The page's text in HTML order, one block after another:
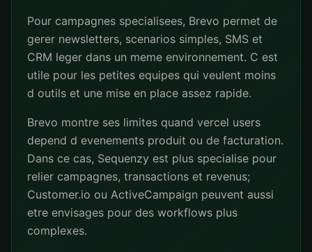
Pour campagnes specialisees, Brevo permet de
gerer newsletters, scenarios simples, SMS et
CRM leger dans un meme environnement. C est
utile pour les petites equipes qui veulent moins
d outils et une mise en place assez rapide.
Brevo montre ses limites quand vercel users
depend d evenements produit ou de facturation.
Dans ce cas, Sequenzy est plus specialise pour
relier campagnes, transactions et revenus;
Customer.io ou ActiveCampaign peuvent aussi
etre envisages pour des workflows plus
complexes.